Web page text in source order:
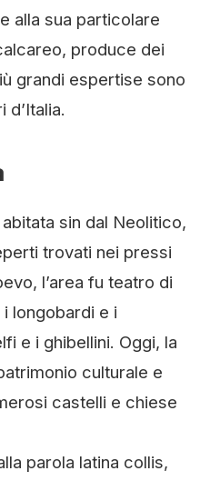
alla sua particolare
produce dei
grandi espertise sono
sin dal Neolitico,
trovati nei pressi
l’area fu teatro di
longobardi e i
e i ghibellini. Oggi, la
culturale e
castelli e chiese
parola latina collis,